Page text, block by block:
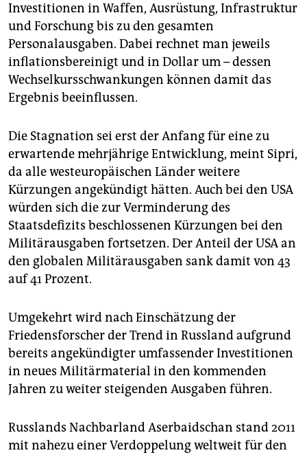
Investitionen in Waffen, Ausrüstung, Infrastruktur
und Forschung bis zu den gesamten
Personalausgaben. Dabei rechnet man jeweils
inflationsbereinigt und in Dollar um – dessen
Wechselkursschwankungen können damit das
Ergebnis beeinflussen.
Die Stagnation sei erst der Anfang für eine zu
erwartende mehrjährige Entwicklung, meint Sipri,
da alle westeuropäischen Länder weitere
Kürzungen angekündigt hätten. Auch bei den USA
würden sich die zur Verminderung des
Staatsdefizits beschlossenen Kürzungen bei den
Militärausgaben fortsetzen. Der Anteil der USA an
den globalen Militärausgaben sank damit von 43
auf 41 Prozent.
Umgekehrt wird nach Einschätzung der
Friedensforscher der Trend in Russland aufgrund
bereits angekündigter umfassender Investitionen
in neues Militärmaterial in den kommenden
Jahren zu weiter steigenden Ausgaben führen.
Russlands Nachbarland Aserbaidschan stand 2011
mit nahezu einer Verdoppelung weltweit für den